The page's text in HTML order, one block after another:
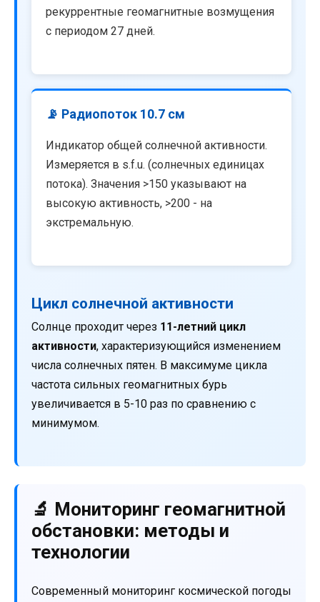
рекуррентные геомагнитные возмущения
с периодом 27 дней.
📡 Радиопоток 10.7 см
Индикатор общей солнечной активности.
Измеряется в s.f.u. (солнечных единицах
потока). Значения >150 указывают на
высокую активность, >200 - на
экстремальную.
Цикл солнечной активности
Солнце проходит через 11-летний цикл
активности, характеризующийся изменением
числа солнечных пятен. В максимуме цикла
частота сильных геомагнитных бурь
увеличивается в 5-10 раз по сравнению с
минимумом.
🔬 Мониторинг геомагнитной
обстановки: методы и
технологии
Современный мониторинг космической погоды